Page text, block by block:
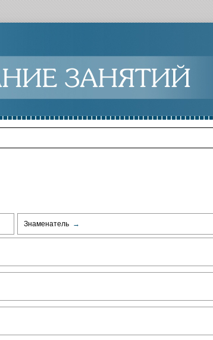
Знаменатель →